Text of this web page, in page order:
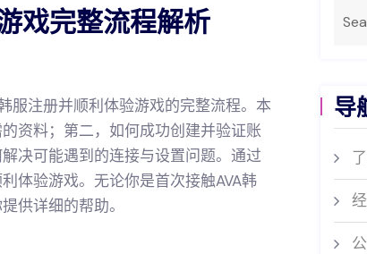
戏完整流程解析
服注册并顺利体验游戏的完整流程。本
资料；第二，如何成功创建并验证账
决可能遇到的连接与设置问题。通过
体验游戏。无论你是首次接触AVA韩
供详细的帮助。
导